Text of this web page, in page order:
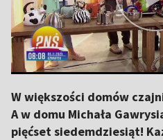
W większości domów
A w domu Michała
pięćset siedemdziesiąt!